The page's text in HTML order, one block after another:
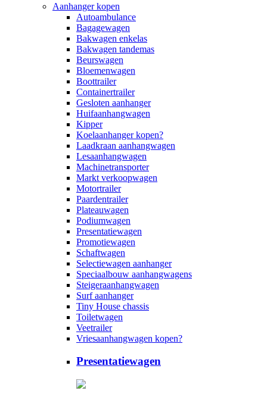
Aanhanger kopen
Autoambulance
Bagagewagen
Bakwagen enkelas
Bakwagen tandemas
Beurswagen
Bloemenwagen
Boottrailer
Containertrailer
Gesloten aanhanger
Huifaanhangwagen
Kipper
Koelaanhanger kopen?
Laadkraan aanhangwagen
Lesaanhangwagen
Machinetransporter
Markt verkoopwagen
Motortrailer
Paardentrailer
Plateauwagen
Podiumwagen
Presentatiewagen
Promotiewagen
Schaftwagen
Selectiewagen aanhanger
Speciaalbouw aanhangwagens
Steigeraanhangwagen
Surf aanhanger
Tiny House chassis
Toiletwagen
Veetrailer
Vriesaanhangwagen kopen?
Presentatiewagen